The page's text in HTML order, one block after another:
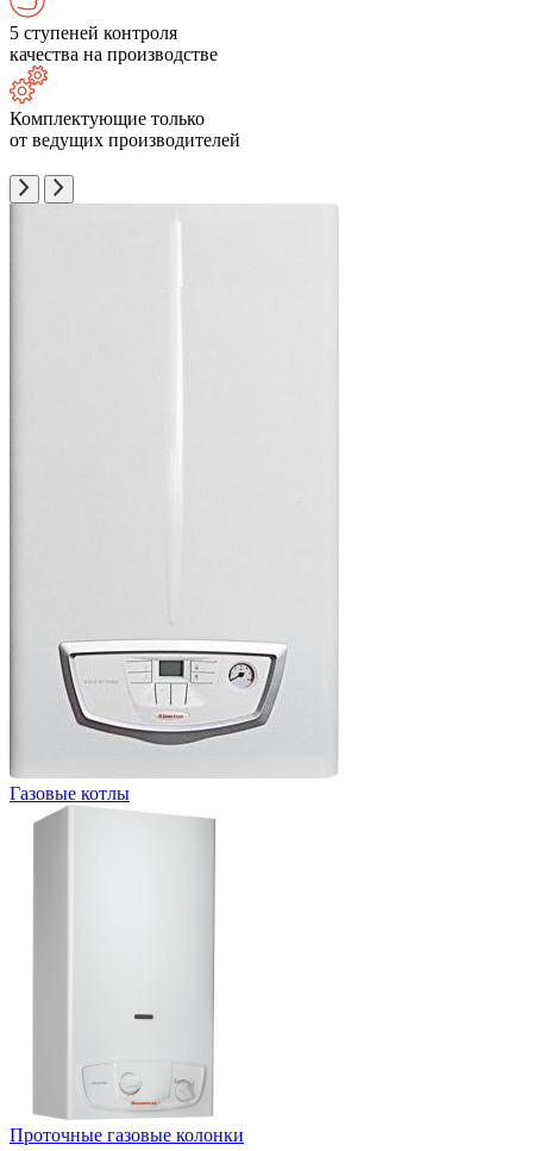
5 ступеней контроля
качества на производстве
Комплектующие только
от ведущих производителей
Газовые котлы
Проточные газовые колонки